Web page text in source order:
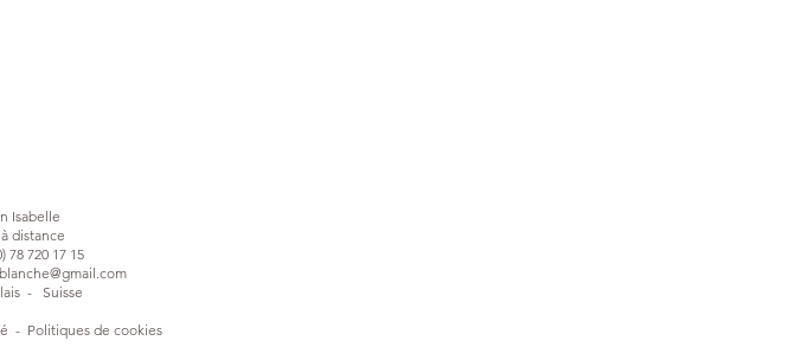
Isabelle
distance
78 720 17 15
- Suisse
- Politiques de cookies